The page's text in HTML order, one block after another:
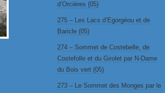
d’Orcières (05)
275 – Les Lacs d’Egorgéou et de
Baricle (05)
274 – Sommet de Costebelle, de
Costefolle et du Girolet par N-Dame
du Bois vert (05)
273 – Le Sommet des Monges par le